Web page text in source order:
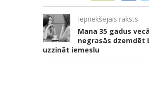
Iepriekšējais raksts
Mana 35 gadus
negrasās dzemdēt
uzzināt iemeslu